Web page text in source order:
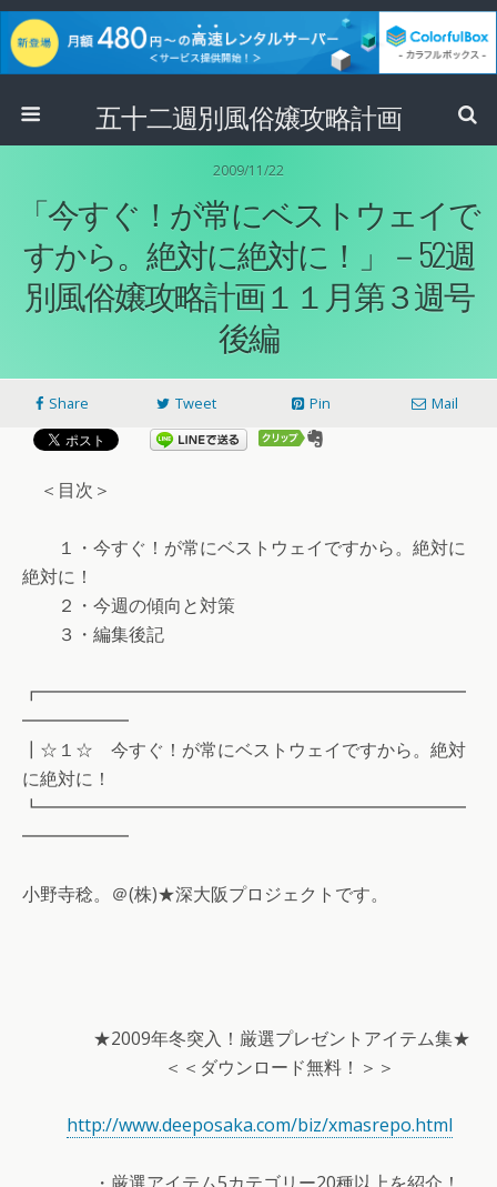
五十二週別風俗嬢攻略計画
2009/11/22
「今すぐ！が常にベストウェイで
すから。絶対に絶対に！」－52週
別風俗嬢攻略計画１１月第３週号
後編
Share Tweet Pin Mail
＜目次＞
１・今すぐ！が常にベストウェイですから。絶対に
絶対に！
２・今週の傾向と対策
３・編集後記
┏━━━━━━━━━━━━━━━━━━━━━━━━
━━━━━━
┃☆１☆ 今すぐ！が常にベストウェイですから。絶対
に絶対に！
┗━━━━━━━━━━━━━━━━━━━━━━━━
━━━━━━
小野寺稔。＠(株)★深大阪プロジェクトです。
★2009年冬突入！厳選プレゼントアイテム集★
＜＜ダウンロード無料！＞＞
http://www.deeposaka.com/biz/xmasrepo.html